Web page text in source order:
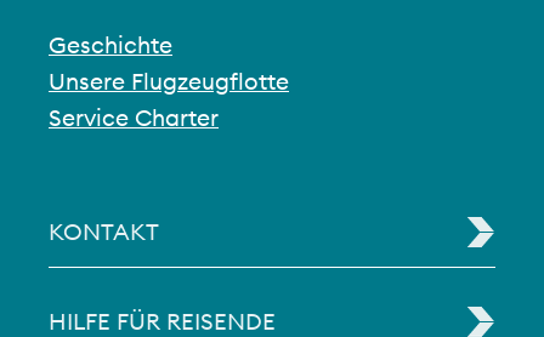
Geschichte
Unsere Flugzeugflotte
Service Charter
KONTAKT
HILFE FÜR REISENDE